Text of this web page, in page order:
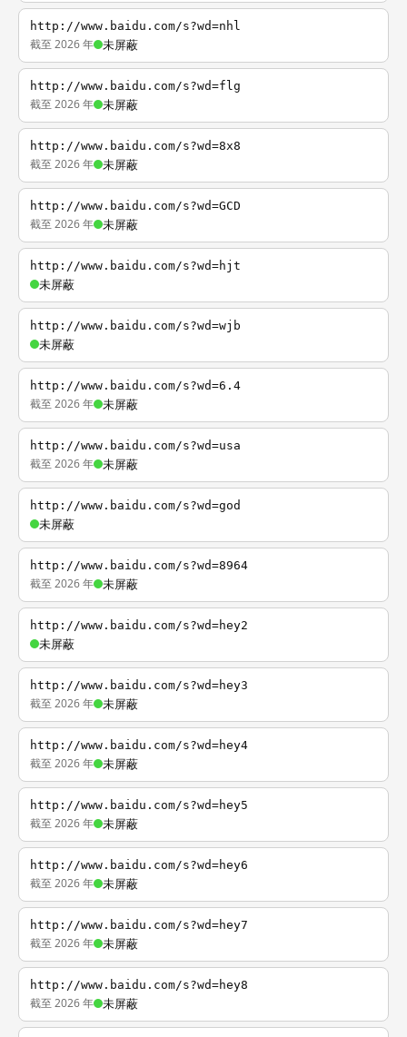
http://www.baidu.com/s?wd=nhl
截至 2026 年 未屏蔽
http://www.baidu.com/s?wd=flg
截至 2026 年 未屏蔽
http://www.baidu.com/s?wd=8x8
截至 2026 年 未屏蔽
http://www.baidu.com/s?wd=GCD
截至 2026 年 未屏蔽
http://www.baidu.com/s?wd=hjt
未屏蔽
http://www.baidu.com/s?wd=wjb
未屏蔽
http://www.baidu.com/s?wd=6.4
截至 2026 年 未屏蔽
http://www.baidu.com/s?wd=usa
截至 2026 年 未屏蔽
http://www.baidu.com/s?wd=god
未屏蔽
http://www.baidu.com/s?wd=8964
截至 2026 年 未屏蔽
http://www.baidu.com/s?wd=hey2
未屏蔽
http://www.baidu.com/s?wd=hey3
截至 2026 年 未屏蔽
http://www.baidu.com/s?wd=hey4
截至 2026 年 未屏蔽
http://www.baidu.com/s?wd=hey5
截至 2026 年 未屏蔽
http://www.baidu.com/s?wd=hey6
截至 2026 年 未屏蔽
http://www.baidu.com/s?wd=hey7
截至 2026 年 未屏蔽
http://www.baidu.com/s?wd=hey8
截至 2026 年 未屏蔽